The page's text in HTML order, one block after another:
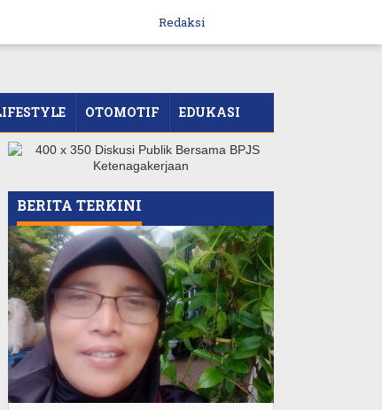
Redaksi
OTOMOTIF EDUKASI
BERITA TERKINI